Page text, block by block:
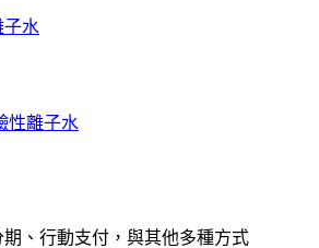
子水
性離子水
、行動支付，與其他多種方式